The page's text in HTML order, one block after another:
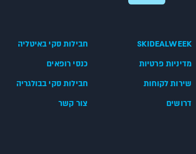
SKIDEALWEEK חבילות סקי באיטליה
מדיניות פרטיות כנסי רופאים
שירות לקוחות חבילות סקי בבולגריה
דרושים צור קשר